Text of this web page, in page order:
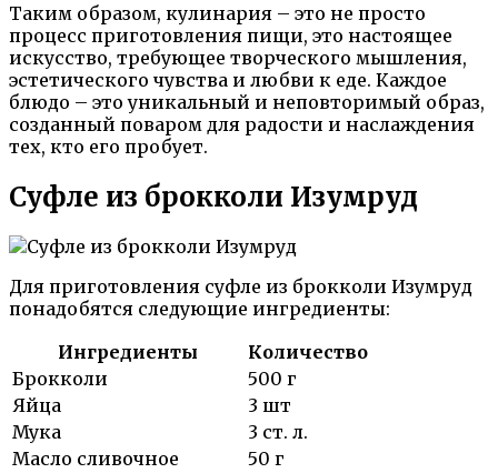
Таким образом, кулинария – это не просто
процесс приготовления пищи, это настоящее
искусство, требующее творческого мышления,
эстетического чувства и любви к еде. Каждое
блюдо – это уникальный и неповторимый образ,
созданный поваром для радости и наслаждения
тех, кто его пробует.
Суфле из брокколи Изумруд
Для приготовления суфле из брокколи Изумруд
понадобятся следующие ингредиенты:
Ингредиенты
Количество
Брокколи
500 г
Яйца
3 шт
Мука
3 ст. л.
Масло сливочное
50 г